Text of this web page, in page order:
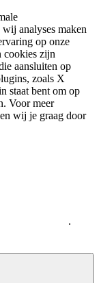
analyses maken
op onze
cookies zijn
aansluiten op
zoals X
staat bent om op
Voor meer
wij je graag door
.